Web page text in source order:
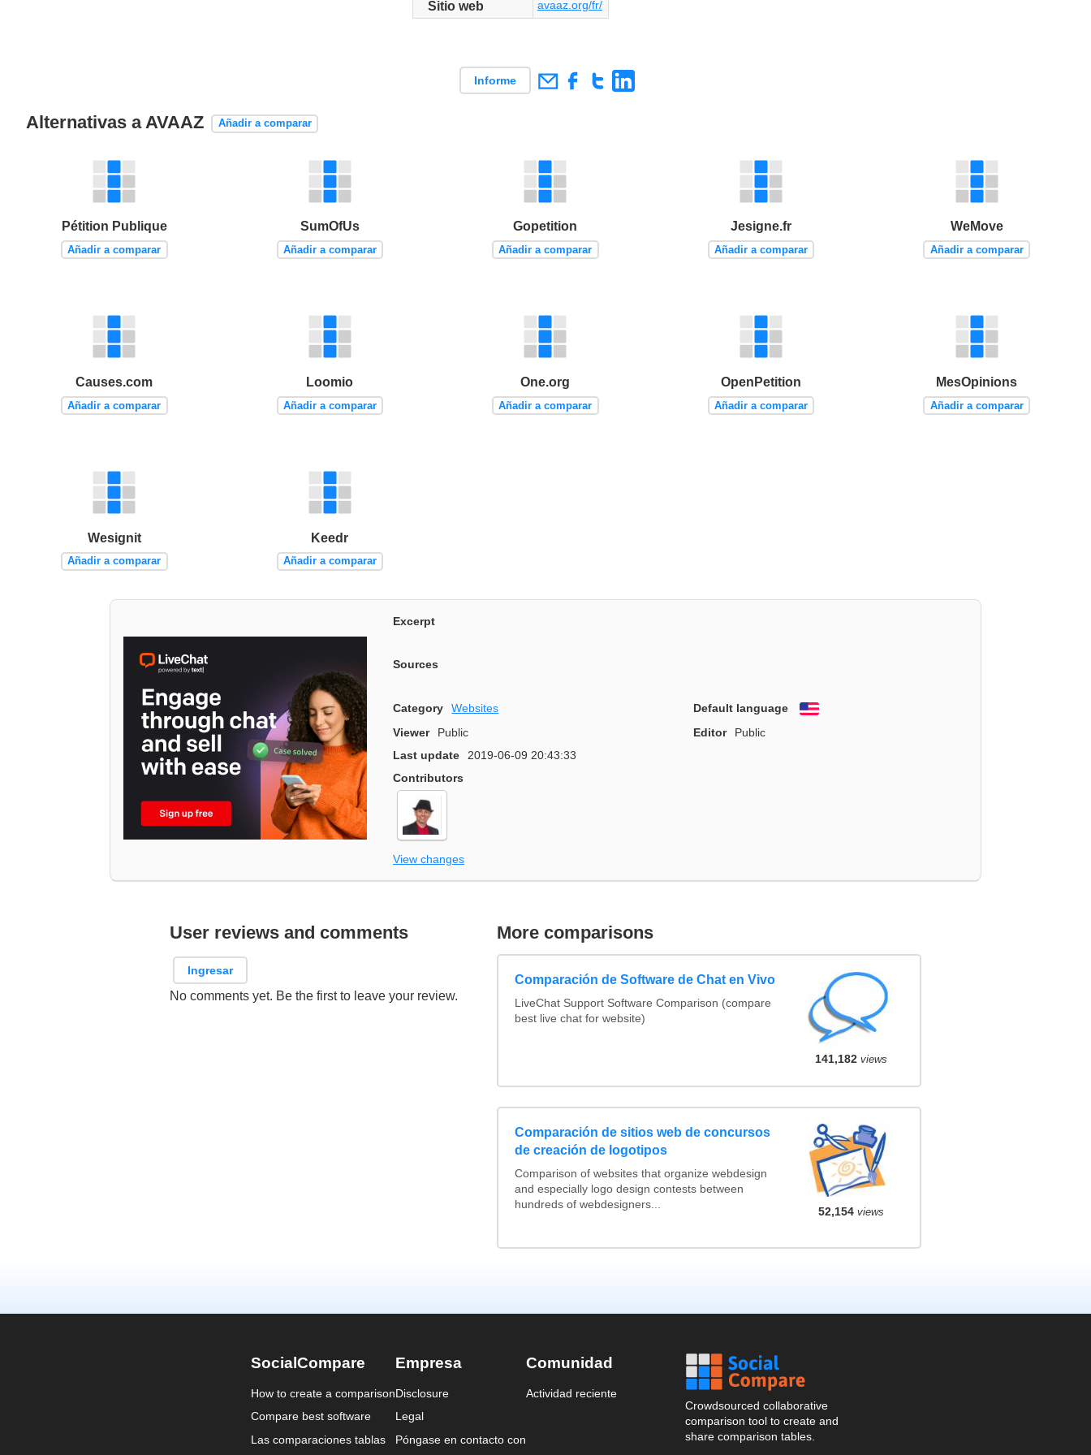
Sitio web avaaz.org/fr/
Informe
Alternativas a AVAAZ Añadir a comparar
Pétition Publique
Añadir a comparar
SumOfUs
Añadir a comparar
Gopetition
Añadir a comparar
Jesigne.fr
Añadir a comparar
WeMove
Añadir a comparar
Causes.com
Añadir a comparar
Loomio
Añadir a comparar
One.org
Añadir a comparar
OpenPetition
Añadir a comparar
MesOpinions
Añadir a comparar
Wesignit
Añadir a comparar
Keedr
Añadir a comparar
Excerpt
Sources
Category Websites Default language
English
Viewer
Public Editor
Public
Last update
2019-06-09 20:43:33
Contributors
View changes
User reviews and comments
Ingresar
No comments yet. Be the first to leave your review.
More comparisons
Comparación de Software de Chat en Vivo
LiveChat Support Software Comparison (compare
best live chat for website)
141,182 views
Comparación de sitios web de concursos
de creación de logotipos
Comparison of websites that organize webdesign
and especially logo design contests between
hundreds of webdesigners...
52,154 views
SocialCompare
How to create a comparison
Compare best software
Las comparaciones tablas
Empresa
Disclosure
Legal
Póngase en contacto con
Comunidad
Actividad reciente
Crowdsourced collaborative
comparison tool to create and
share comparison tables.